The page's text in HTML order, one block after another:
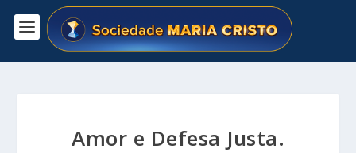
Amor e Defesa Justa.